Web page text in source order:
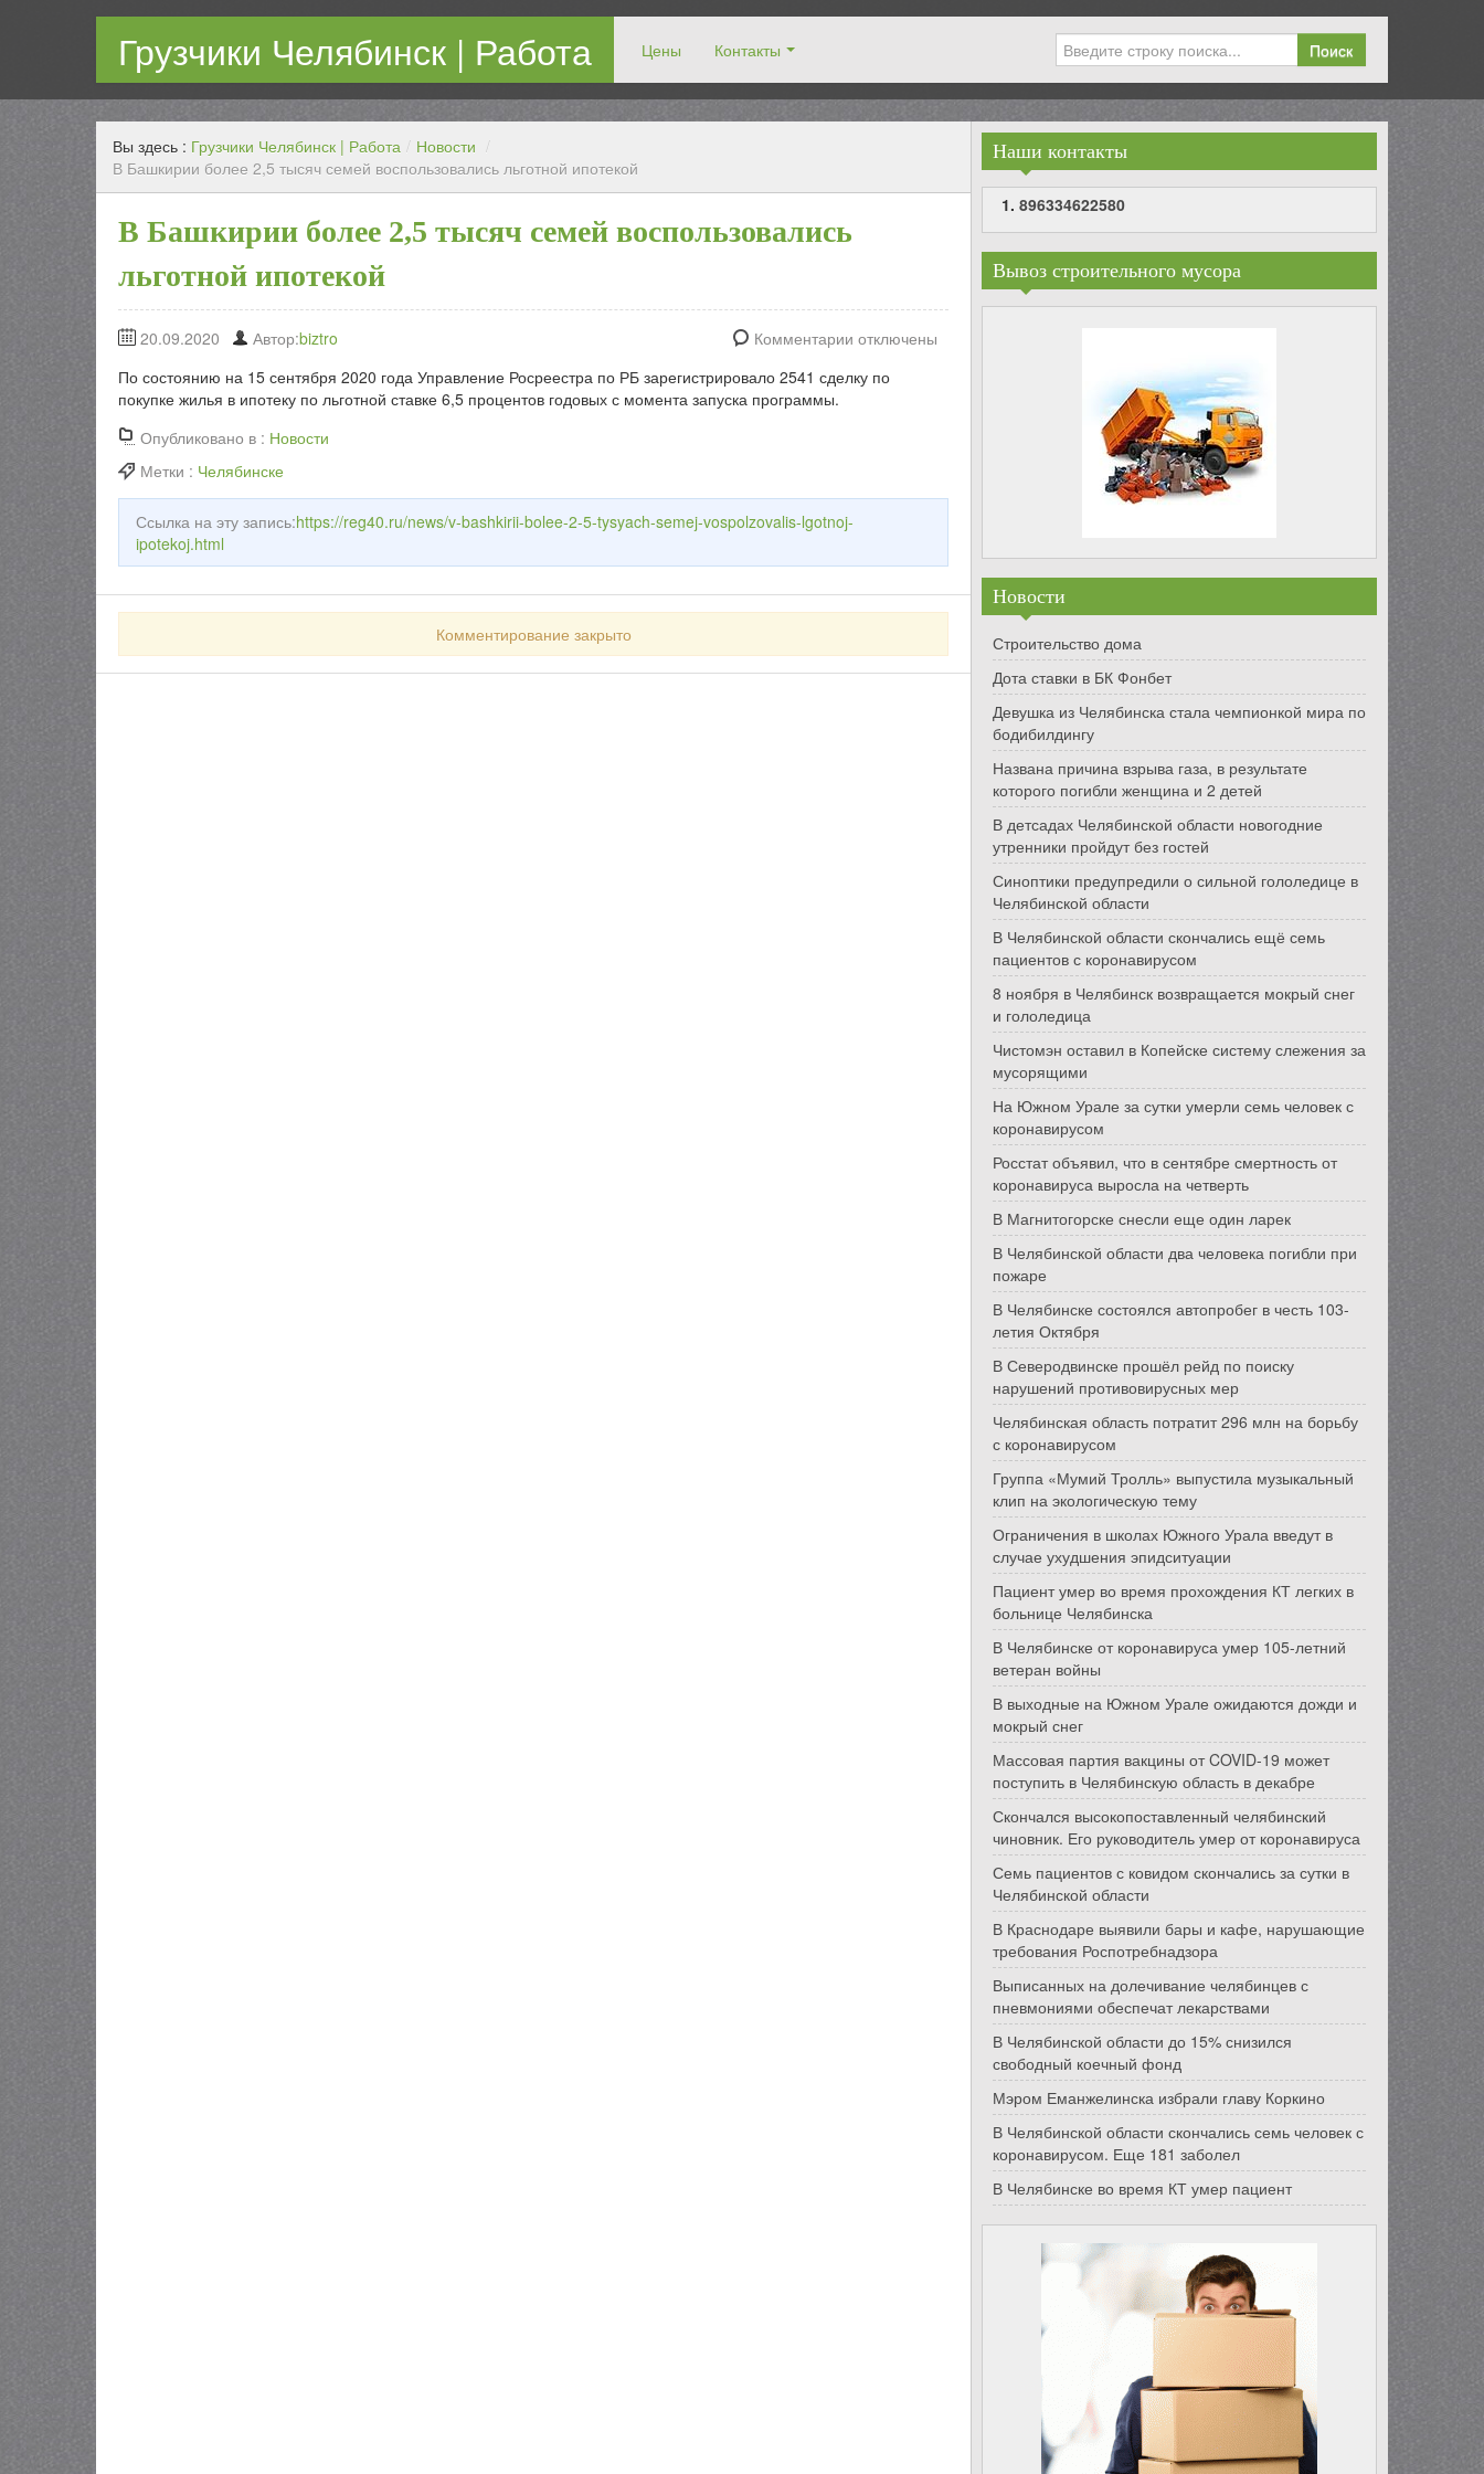
Грузчики Челябинск | Работа Цены Контакты Поиск
Работаем каждый день! Переезд любой сложности с грузчиками!
Вы здесь : Грузчики Челябинск | Работа / Новости /
В Башкирии более 2,5 тысяч семей воспользовались льготной ипотекой
В Башкирии более 2,5 тысяч семей воспользовались
льготной ипотекой
20.09.2020 Автор:biztro
Комментарии отключены
По состоянию на 15 сентября 2020 года Управление Росреестра по РБ зарегистрировало 2541 сделку по
покупке жилья в ипотеку по льготной ставке 6,5 процентов годовых с момента запуска программы.
Опубликовано в : Новости
Метки : Челябинске
Ссылка на эту запись:https://reg40.ru/news/v-bashkirii-bolee-2-5-tysyach-semej-vospolzovalis-lgotnoj-
ipotekoj.html
Комментирование закрыто
Наши контакты
896334622580
Вывоз строительного мусора
Новости
Строительство дома
Дота ставки в БК Фонбет
Девушка из Челябинска стала чемпионкой мира по
бодибилдингу
Названа причина взрыва газа, в результате
которого погибли женщина и 2 детей
В детсадах Челябинской области новогодние
утренники пройдут без гостей
Синоптики предупредили о сильной гололедице в
Челябинской области
В Челябинской области скончались ещё семь
пациентов с коронавирусом
8 ноября в Челябинск возвращается мокрый снег
и гололедица
Чистомэн оставил в Копейске систему слежения за
мусорящими
На Южном Урале за сутки умерли семь человек с
коронавирусом
Росстат объявил, что в сентябре смертность от
коронавируса выросла на четверть
В Магнитогорске снесли еще один ларек
В Челябинской области два человека погибли при
пожаре
В Челябинске состоялся автопробег в честь 103-
летия Октября
В Северодвинске прошёл рейд по поиску
нарушений противовирусных мер
Челябинская область потратит 296 млн на борьбу
с коронавирусом
Группа «Мумий Тролль» выпустила музыкальный
клип на экологическую тему
Ограничения в школах Южного Урала введут в
случае ухудшения эпидситуации
Пациент умер во время прохождения КТ легких в
больнице Челябинска
В Челябинске от коронавируса умер 105-летний
ветеран войны
В выходные на Южном Урале ожидаются дожди и
мокрый снег
Массовая партия вакцины от COVID-19 может
поступить в Челябинскую область в декабре
Скончался высокопоставленный челябинский
чиновник. Его руководитель умер от коронавируса
Семь пациентов с ковидом скончались за сутки в
Челябинской области
В Краснодаре выявили бары и кафе, нарушающие
требования Роспотребнадзора
Выписанных на долечивание челябинцев с
пневмониями обеспечат лекарствами
В Челябинской области до 15% снизился
свободный коечный фонд
Мэром Еманжелинска избрали главу Коркино
В Челябинской области скончались семь человек с
коронавирусом. Еще 181 заболел
В Челябинске во время КТ умер пациент